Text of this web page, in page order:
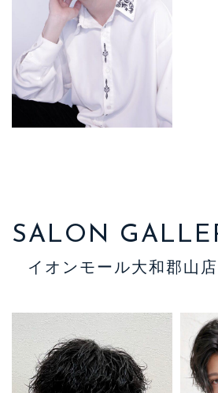
SALON
イオンモール大和郡山店